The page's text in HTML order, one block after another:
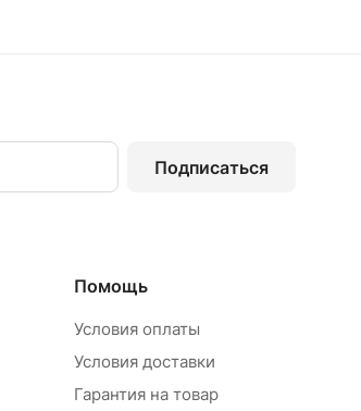
Подписаться
Помощь
Условия оплаты
Условия доставки
Гарантия на товар